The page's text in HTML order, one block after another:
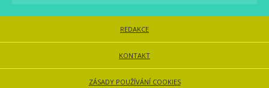
REDAKCE
KONTAKT
ZÁSADY POUŽÍVÁNÍ COOKIES